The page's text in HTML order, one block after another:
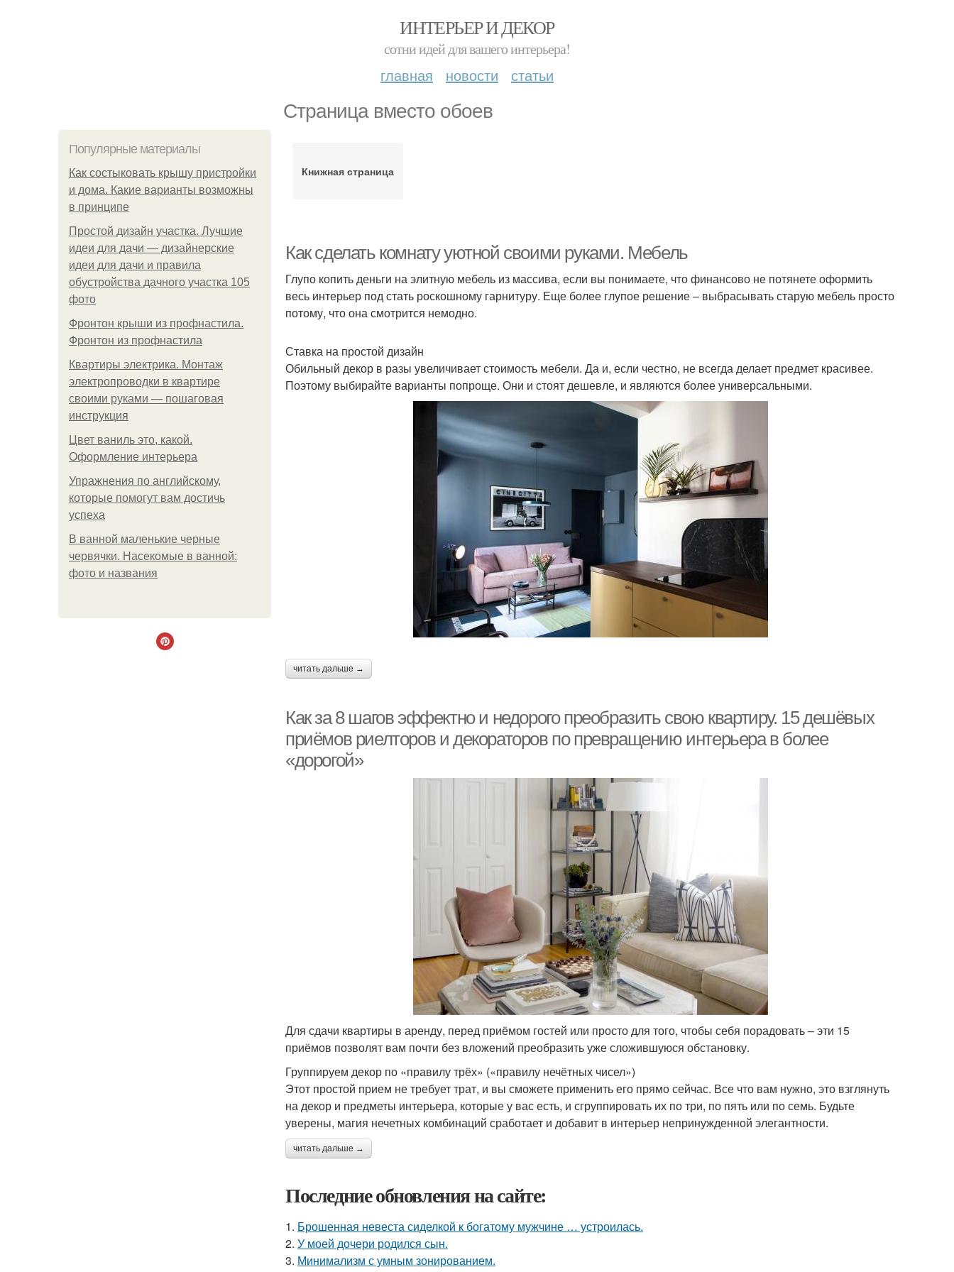
ИНТЕРЬЕР И ДЕКОР
сотни идей для вашего интерьера!
главная новости статьи
Страница вместо обоев
Популярные материалы
Как состыковать крышу пристройки
и дома. Какие варианты возможны
в принципе
Простой дизайн участка. Лучшие
идеи для дачи — дизайнерские
идеи для дачи и правила
обустройства дачного участка 105
фото
Фронтон крыши из профнастила.
Фронтон из профнастила
Квартиры электрика. Монтаж
электропроводки в квартире
своими руками — пошаговая
инструкция
Цвет ваниль это, какой.
Оформление интерьера
Упражнения по английскому,
которые помогут вам достичь
успеха
В ванной маленькие черные
червячки. Насекомые в ванной:
фото и названия
Книжная страница
Как сделать комнату уютной своими руками. Мебель
Глупо копить деньги на элитную мебель из массива, если вы понимаете, что финансово не потянете оформить
весь интерьер под стать роскошному гарнитуру. Еще более глупое решение – выбрасывать старую мебель просто
потому, что она смотрится немодно.
Ставка на простой дизайн
Обильный декор в разы увеличивает стоимость мебели. Да и, если честно, не всегда делает предмет красивее.
Поэтому выбирайте варианты попроще. Они и стоят дешевле, и являются более универсальными.
читать дальше →
Как за 8 шагов эффектно и недорого преобразить свою квартиру. 15 дешёвых
приёмов риелторов и декораторов по превращению интерьера в более
«дорогой»
Для сдачи квартиры в аренду, перед приёмом гостей или просто для того, чтобы себя порадовать – эти 15
приёмов позволят вам почти без вложений преобразить уже сложившуюся обстановку.
Группируем декор по «правилу трёх» («правилу нечётных чисел»)
Этот простой прием не требует трат, и вы сможете применить его прямо сейчас. Все что вам нужно, это взглянуть
на декор и предметы интерьера, которые у вас есть, и сгруппировать их по три, по пять или по семь. Будьте
уверены, магия нечетных комбинаций сработает и добавит в интерьер непринужденной элегантности.
читать дальше →
Последние обновления на сайте:
1. Брошенная невеста сиделкой к богатому мужчине … устроилась.
2. У моей дочери родился сын.
3. Минимализм с умным зонированием.